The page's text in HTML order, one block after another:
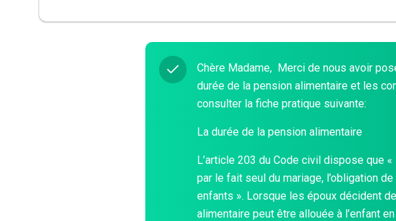
Chère Madame, Merci de nous avoir
durée de la pension alimentaire et les
consulter la fiche pratique suivante:
La durée de la pension alimentaire
L’article 203 du Code civil dispose que
par le fait seul du mariage, l’obligation
enfants ». Lorsque les époux décident
alimentaire peut être allouée à l’enfant